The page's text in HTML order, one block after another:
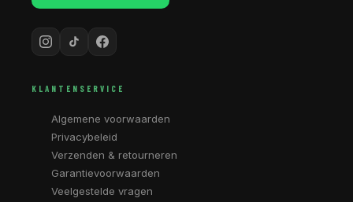
KLANTENSERVICE
Algemene voorwaarden
Privacybeleid
Verzenden & retourneren
Garantievoorwaarden
Veelgestelde vragen